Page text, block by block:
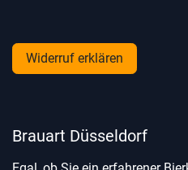
Widerruf erklären
Brauart Düsseldorf